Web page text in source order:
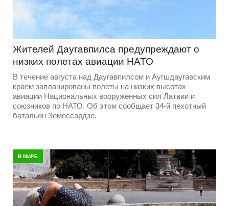
Жителей Даугавпилса предупреждают о
низких полетах авиации НАТО
В течение августа над Даугавпилсом и Аугшдаугавским
краем запланированы полеты на низких высотах
авиации Национальных вооруженных сил Латвии и
союзников по НАТО. Об этом сообщает 34-й пехотный
батальон Земессардзе.
В МИРЕ